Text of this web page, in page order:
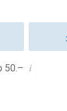
50.– i